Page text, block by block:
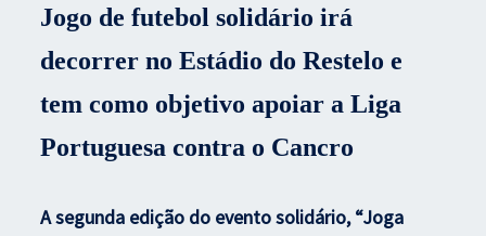
Jogo de futebol solidário irá
decorrer no Estádio do Restelo e
tem como objetivo apoiar a Liga
Portuguesa contra o Cancro
A segunda edição do evento solidário, “Joga